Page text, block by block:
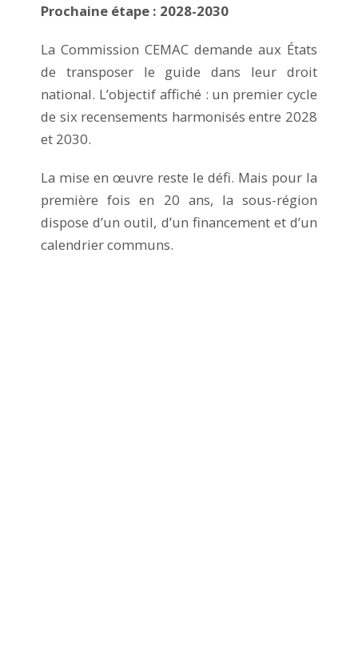
Prochaine étape : 2028-2030
La Commission CEMAC demande aux États
de transposer le guide dans leur droit
national. L’objectif affiché : un premier cycle
de six recensements harmonisés entre 2028
et 2030.
La mise en œuvre reste le défi. Mais pour la
première fois en 20 ans, la sous-région
dispose d’un outil, d’un financement et d’un
calendrier communs.